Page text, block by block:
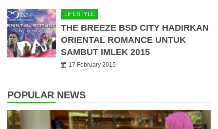
LIFESTYLE
THE BREEZE BSD CITY HADIRKAN
ORIENTAL ROMANCE UNTUK
SAMBUT IMLEK 2015
17 February 2015
POPULAR NEWS